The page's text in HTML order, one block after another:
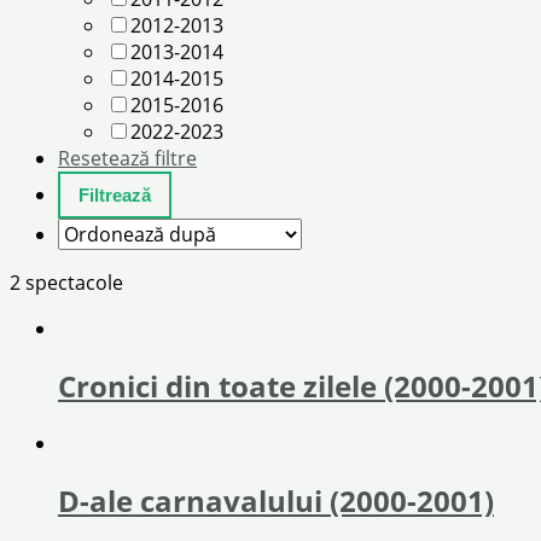
2012-2013
2013-2014
2014-2015
2015-2016
2022-2023
Resetează filtre
2 spectacole
Cronici din toate zilele (2000-
D-ale carnavalului (2000-2001)